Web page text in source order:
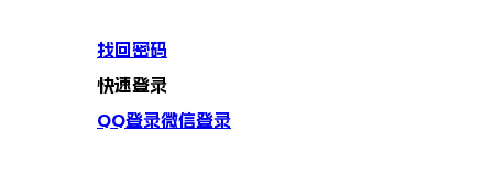
找回密码
快速登录
QQ登录微信登录